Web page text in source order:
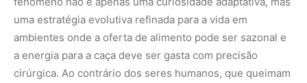
uma estratégia evolutiva refinada para a vida em
ambientes onde a oferta de alimento pode ser sazonal e
a energia para a caça deve ser gasta com precisão
cirúrgica. Ao contrário dos seres humanos, que queimam